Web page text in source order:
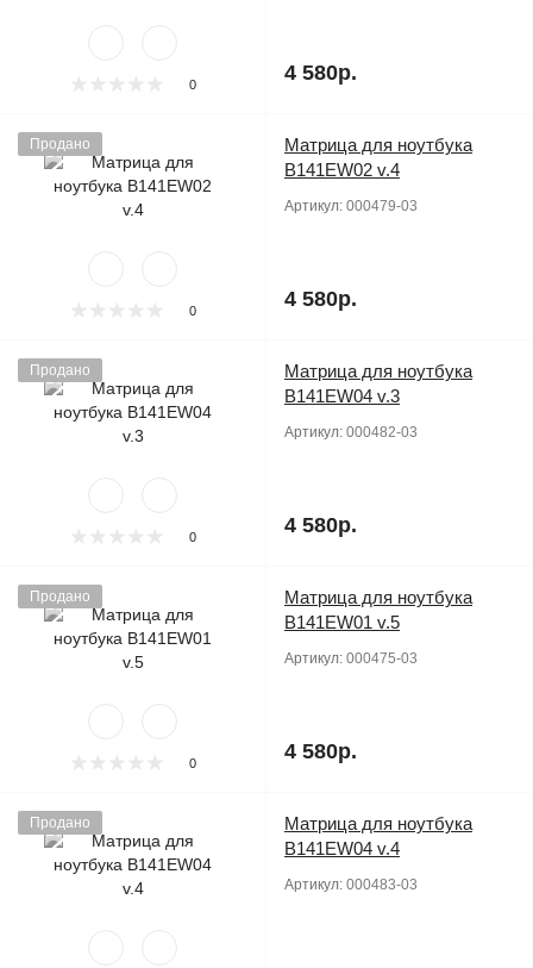
0 4 580р.
Продано
0
Матрица для ноутбука
B141EW02 v.4
Артикул: 000479-03
4 580р.
Продано
0
Матрица для ноутбука
B141EW04 v.3
Артикул: 000482-03
4 580р.
Продано
0
Матрица для ноутбука
B141EW01 v.5
Артикул: 000475-03
4 580р.
Продано
Матрица для ноутбука
B141EW04 v.4
Артикул: 000483-03